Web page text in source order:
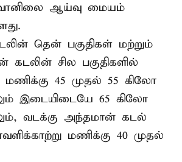
ஆய்வு மையம்
தென் பகுதிகள் மற்றும்
கடலின் சில பகுதிகளில்
மணிக்கு 45 முதல் 55 கிலோ
இடையிடையே 65 கிலோ
வடக்கு அந்தமான் கடல்
மணிக்கு 40 முதல்